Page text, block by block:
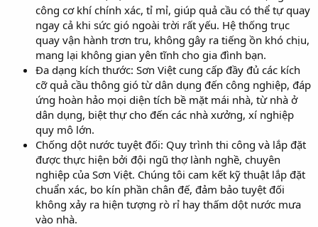
công cơ khí chính xác, tỉ mỉ, giúp quả cầu có thể tự quay
ngay cả khi sức gió ngoài trời rất yếu. Hệ thống trục
quay vận hành trơn tru, không gây ra tiếng ồn khó chịu,
mang lại không gian yên tĩnh cho gia đình bạn.
Đa dạng kích thước: Sơn Việt cung cấp đầy đủ các kích
cỡ quả cầu thông gió từ dân dụng đến công nghiệp, đáp
ứng hoàn hảo mọi diện tích bề mặt mái nhà, từ nhà ở
dân dụng, biệt thự cho đến các nhà xưởng, xí nghiệp
quy mô lớn.
Chống dột nước tuyệt đối: Quy trình thi công và lắp đặt
được thực hiện bởi đội ngũ thợ lành nghề, chuyên
nghiệp của Sơn Việt. Chúng tôi cam kết kỹ thuật lắp đặt
chuẩn xác, bo kín phần chân đế, đảm bảo tuyệt đối
không xảy ra hiện tượng rò rỉ hay thấm dột nước mưa
vào nhà.